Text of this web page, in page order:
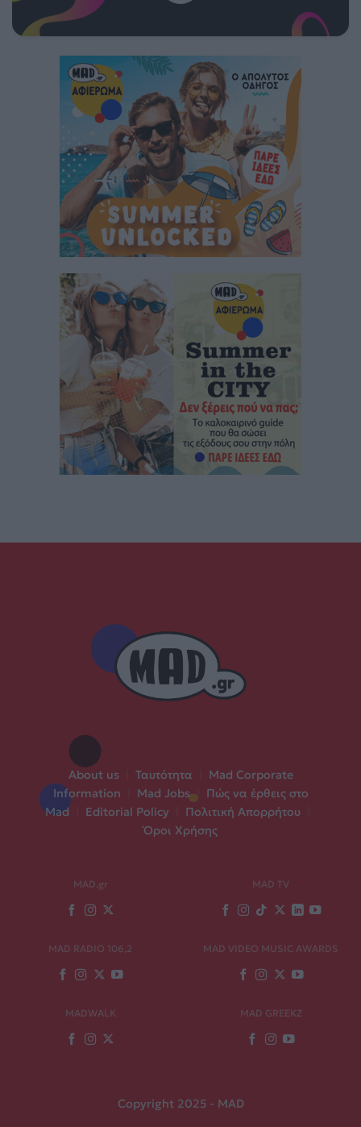
About us Ταυτότητα
Mad Corporate
Information
Mad Jobs |
Πώς να έρθεις στο
Mad
Editorial Policy Πολιτική Απορρήτου
Όροι Χρήσης
MAD.gr MAD TV
MAD RADIO 106,2 MAD VIDEO MUSIC AWARDS
MADWALK MAD GREEKZ
Copyright 2025 - MAD